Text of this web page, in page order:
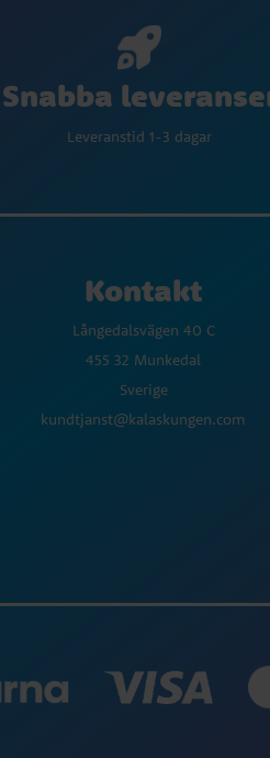
Snabba
Leveranstid 1-3 dagar
Kontakt
Långedalsvägen 40 C
455 32 Munkedal
Sverige
kundtjanst@kalaskungen.com